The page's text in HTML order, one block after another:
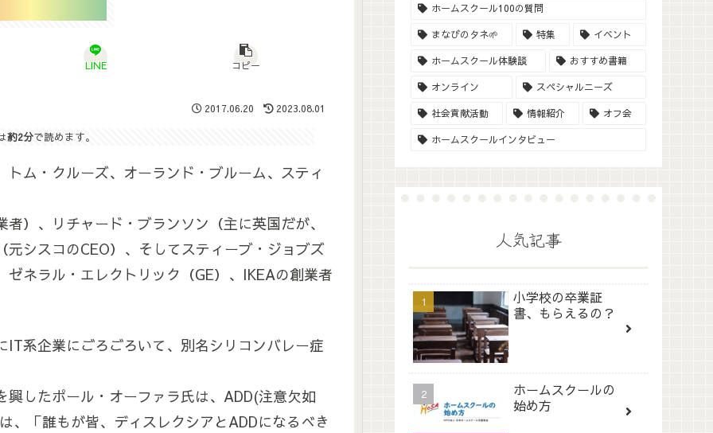
LINE コピー
2017.06.20 2023.08.01
約2分で読めます。
ム・クルーズ、オーランド・ブルーム、スティ
）、リチャード・ブランソン（主に英国だが、
シスコのCEO）、そしてスティーブ・ジョブズ
ネラル・エレクトリック（GE）、IKEAの創業者
系企業にごろごろいて、別名シリコンバレー症
したポール・オーファラ氏は、ADD(注意欠如
、「誰もが皆、ディスレクシアとADDになるべき
ホームスクール100の質問
まなびのタネ🌱 特集 イベント
ホームスクール体験談 おすすめ書籍
オンライン スペシャルニーズ
社会貢献活動 情報紹介 オフ会
ホームスクールインタビュー
人気記事
小学校の卒業証
書、もらえるの？
ホームスクールの
始め方